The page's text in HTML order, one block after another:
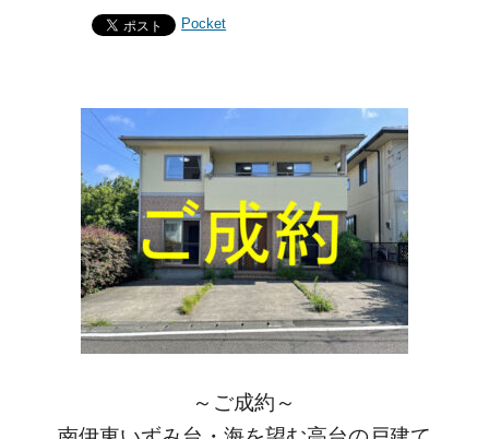
Pocket
～ご成約～